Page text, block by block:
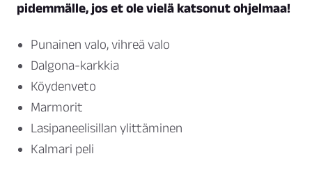
pidemmälle, jos et ole vielä katsonut ohjelmaa!
Punainen valo, vihreä valo
Dalgona-karkkia
Köydenveto
Marmorit
Lasipaneelisillan ylittäminen
Kalmari peli